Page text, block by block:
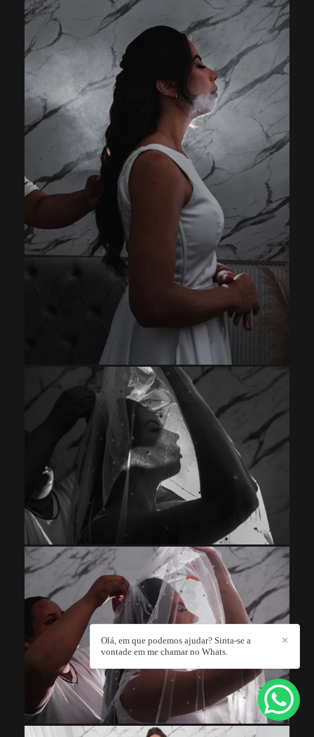
✕
Olá, em que podemos ajudar? Sinta-se a
vontade em me chamar no Whats.